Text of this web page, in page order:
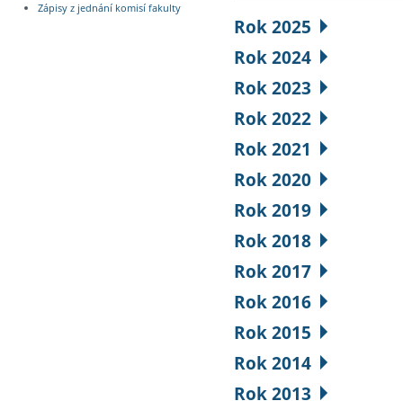
Zápisy z jednání komisí fakulty
Rok 2025
Rok 2024
Rok 2023
Rok 2022
Rok 2021
Rok 2020
Rok 2019
Rok 2018
Rok 2017
Rok 2016
Rok 2015
Rok 2014
Rok 2013